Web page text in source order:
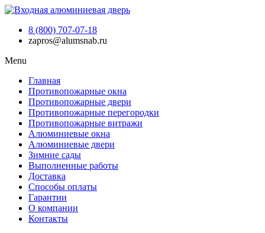
8 (800) 707-07-18
zapros@alumsnab.ru
Menu
Главная
Противопожарные окна
Противопожарные двери
Противопожарные перегородки
Противопожарные витражи
Алюминиевые окна
Алюминиевые двери
Зимние сады
Выполненные работы
Доставка
Способы оплаты​
Гарантии
О компании
Контакты